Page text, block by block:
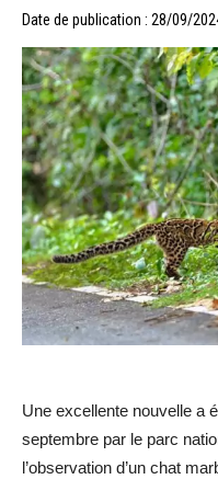
Date de publication : 28/09/
Une excellente nouvelle a
septembre par le parc
l’observation d’un chat